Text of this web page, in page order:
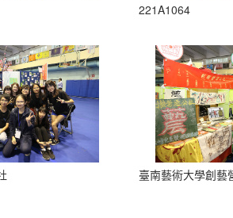
221A1064
臺南藝術大學創藝